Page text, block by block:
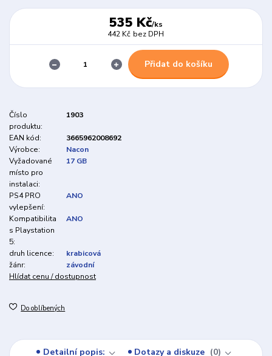
535 Kč/ks
442 Kč bez DPH
Přidat do košíku
Číslo
produktu:
1903
EAN kód:
3665962008692
Výrobce:
Nacon
Vyžadované
místo pro
instalaci:
17 GB
PS4 PRO
vylepšení:
ANO
Kompatibilita
s Playstation
5:
ANO
druh licence:
krabicová
žánr:
závodní
Hlídat cenu / dostupnost
Do oblíbených
Detailní popis: Dotazy a diskuze
0